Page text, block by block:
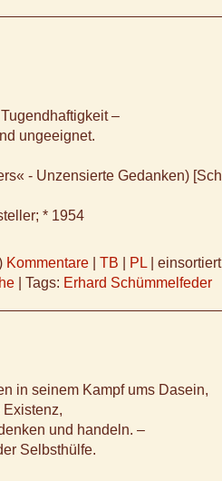
–
ungeeignet.
- Unzensierte Gedanken)
* 1954
Kommentare TB PL
Tags: Erhard Schümmelfeder
in seinem Kampf ums Dasein,
und handeln. –
Selbsthülfe.